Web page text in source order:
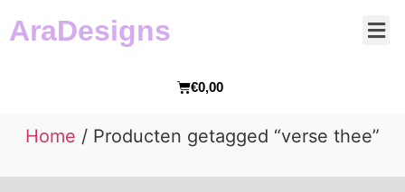
AraDesigns
€0,00
Home / Producten getagged “verse thee”